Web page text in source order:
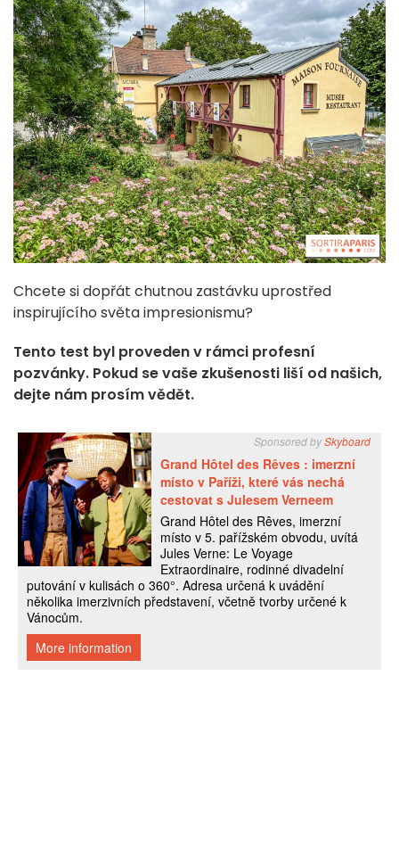
Chcete si dopřát chutnou zastávku uprostřed
inspirujícího světa impresionismu?
Tento test byl proveden v rámci profesní
pozvánky. Pokud se vaše zkušenosti liší od našich,
dejte nám prosím vědět.